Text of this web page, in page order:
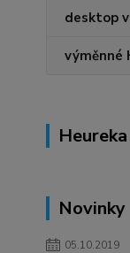
desktop
výměnné
Novinky
05.10.2019